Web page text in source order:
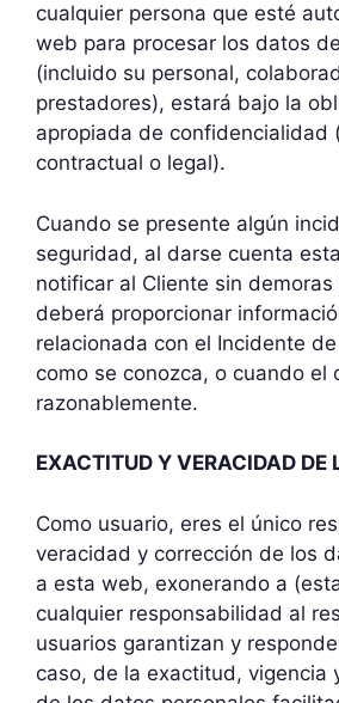
cualquier persona que esté
web para procesar los datos
(incluido su personal,
prestadores), estará bajo la
apropiada de confidencialidad
contractual o legal).
Cuando se presente algún
seguridad, al darse cuenta
notificar al Cliente sin
deberá proporcionar
relacionada con el Incidente
como se conozca, o cuando el
razonablemente.
EXACTITUD Y VERACIDAD DE
Como usuario, eres el único
veracidad y corrección de los
a esta web, exonerando a
cualquier responsabilidad al
usuarios garantizan y
caso, de la exactitud, vigencia